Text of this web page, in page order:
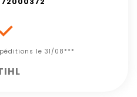
le 31/08***